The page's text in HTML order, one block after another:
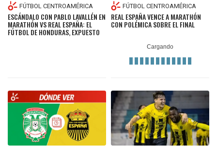
FÚTBOL CENTROAMÉRICA
ESCÁNDALO CON PABLO LAVALLÉN EN
MARATHÓN VS REAL ESPAÑA: EL
FÚTBOL DE HONDURAS, EXPUESTO
FÚTBOL CENTROAMÉRICA
REAL ESPAÑA VENCE A MARATHÓN
CON POLÉMICA SOBRE EL FINAL